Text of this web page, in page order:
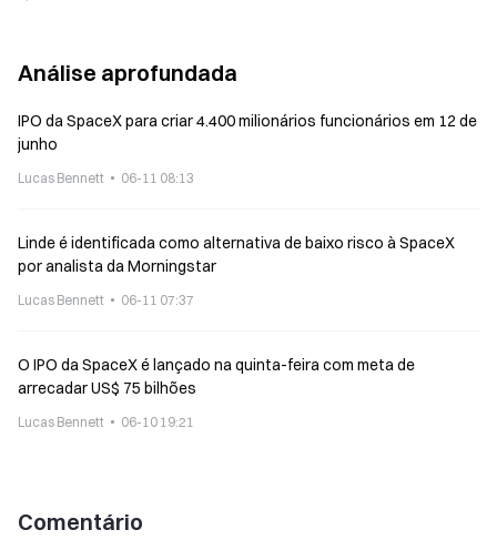
Análise aprofundada
IPO da SpaceX para criar 4.400 milionários funcionários em 12 de
junho
Lucas Bennett 06-11 08:13
Linde é identificada como alternativa de baixo risco à SpaceX
por analista da Morningstar
Lucas Bennett 06-11 07:37
O IPO da SpaceX é lançado na quinta-feira com meta de
arrecadar US$ 75 bilhões
Lucas Bennett 06-10 19:21
Comentário